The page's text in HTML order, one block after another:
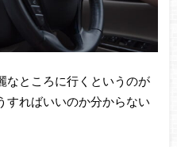
なところに行くというのが
すればいいのか分からない